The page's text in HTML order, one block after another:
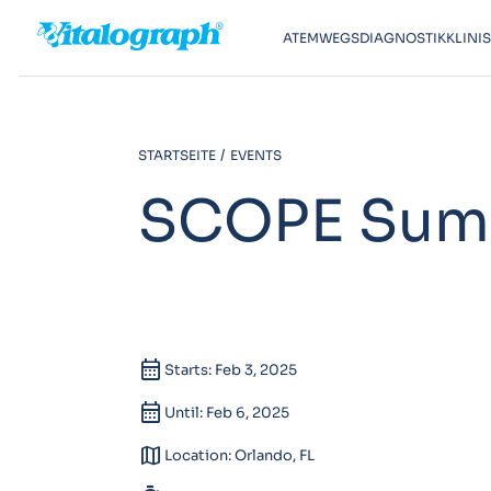
ATEMWEGSDIAGNOSTIK
STARTSEITE EVENTS
SCOPE
calendar_month Starts: Feb 3, 2025
calendar_month Until: Feb 6, 2025
map Location: Orlando, FL